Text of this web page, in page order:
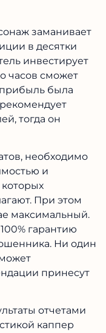
заманивает
в десятки
инвестирует
часов сможет
была
тогда он
необходимо
и
При этом
максимальный.
гарантию
Ни один
принесут
отчетами
каппер